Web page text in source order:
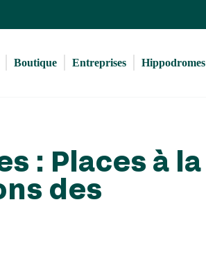
au
principal
Boutique Entreprises Hippodromes
: Places à la
des